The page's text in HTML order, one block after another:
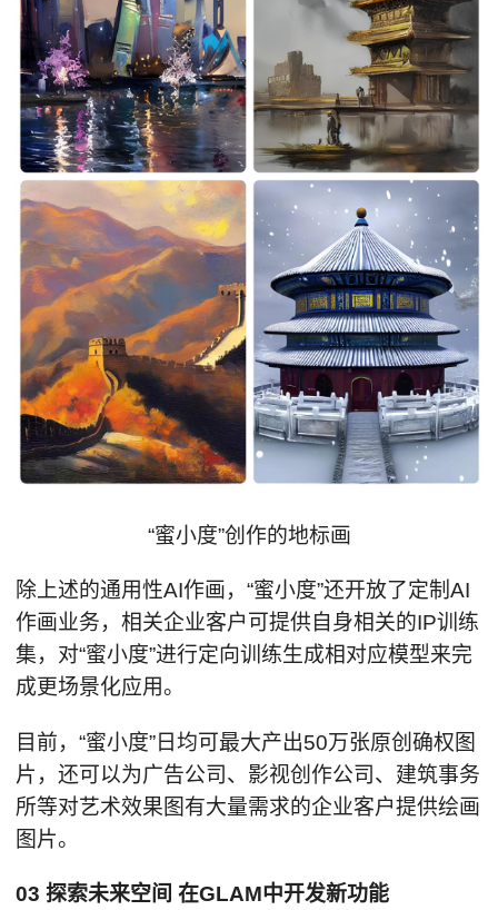
“蜜小度”创作的地标画
除上述的通用性AI作画，“蜜小度”还开放了定制AI
作画业务，相关企业客户可提供自身相关的IP训练
集，对“蜜小度”进行定向训练生成相对应模型来完
成更场景化应用。
目前，“蜜小度”日均可最大产出50万张原创确权图
片，还可以为广告公司、影视创作公司、建筑事务
所等对艺术效果图有大量需求的企业客户提供绘画
图片。
03 探索未来空间 在GLAM中开发新功能